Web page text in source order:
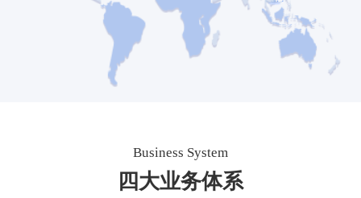
Business System
四大业务体系